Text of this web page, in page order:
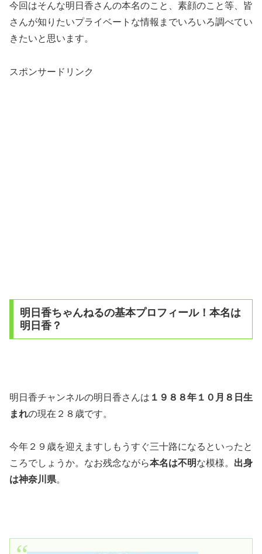
今回はそんな明日香さんの本名のこと、素顔のこと等、皆
さんが知りたいプライベートな情報までいろいろ調べてい
きたいと思います。
スポンサードリンク
明日香ちゃんねるの基本プロフィール！本名は
明日香？
明日香チャンネルの明日香さんは １９８８年１０月８日生
まれの現在２８歳です。
今年２９歳を迎えますしもうすぐ三十路になるといったと
ころでしょうか。なお残念ながら本名は不明な模様。 出身
は神奈川県。